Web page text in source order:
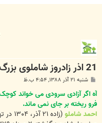
21 اذر زادروز شاملوی بزرگ ، شاعر آزادی!
ت
شنبه ۲۱ آذر ۱۳۸۸, ۴:۵۴ ب.ظ
آه اگر آزادی سرودی می خواند
فرو ریخته بر جای نمی ماند.
احمد شاملو